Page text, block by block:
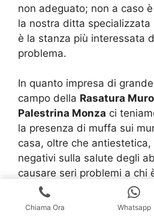
non adeguato; non a caso
la nostra ditta
è la stanza più interessata
problema.
In quanto impresa di
campo della Rasatura Muro
Palestrina Monza ci
la presenza di muffa sui
casa, oltre che
negativi sulla salute degli
causare seri problemi a chi
o problemi respiratori.
Chiama Ora Whatsapp